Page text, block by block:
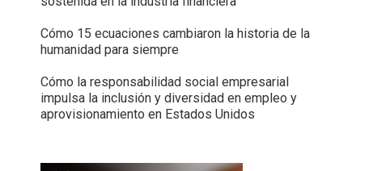
Cómo 15 ecuaciones cambiaron la historia de la
humanidad para siempre
Cómo la responsabilidad social empresarial
impulsa la inclusión y diversidad en empleo y
aprovisionamiento en Estados Unidos